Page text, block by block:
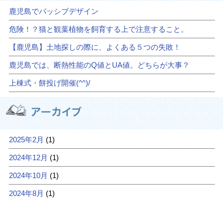
鹿児島でパッシブデザイン
危険！？猫と観葉植物を飼育する上で注意すること。
【鹿児島】土地探しの際に、よくある５つの失敗！
鹿児島では、断熱性能のQ値とUA値。どちらが大事？
上棟式・餅投げ開催(^^)/
2025年2月 (1)
2024年12月 (1)
2024年10月 (1)
2024年8月 (1)